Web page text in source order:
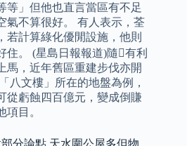
等」但他也直言當區有不足
氣不算很好。 有人表示，荃
若計算綠化優閒設施，他則
住。 (星島日報報道)隨有利
馬，近年舊區重建步伐亦開
八文樓」所在的地盤為例，
從虧蝕四百億元，變成倒賺
項目。
分論點 天水圍公屋多但物